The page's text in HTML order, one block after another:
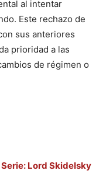
al intentar
Este rechazo de
sus anteriores
prioridad a las
de régimen o
Lord Skidelsky